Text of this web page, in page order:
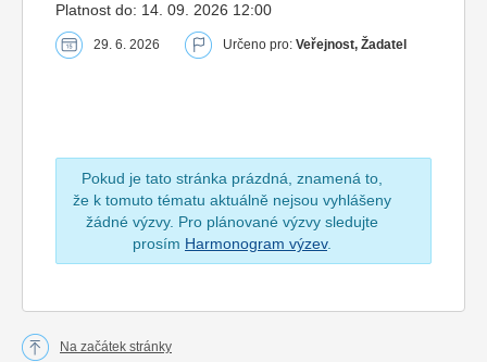
Platnost do: 14. 09. 2026 12:00
29. 6. 2026 Určeno pro: Veřejnost, Žadatel
Pokud je tato stránka prázdná, znamená to,
že k tomuto tématu aktuálně nejsou vyhlášeny
žádné výzvy. Pro plánované výzvy sledujte
prosím Harmonogram výzev.
Na začátek stránky